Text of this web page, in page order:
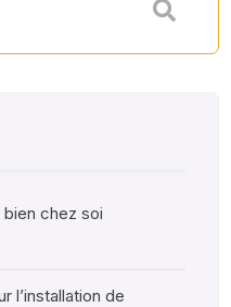
bien chez soi
l’installation de